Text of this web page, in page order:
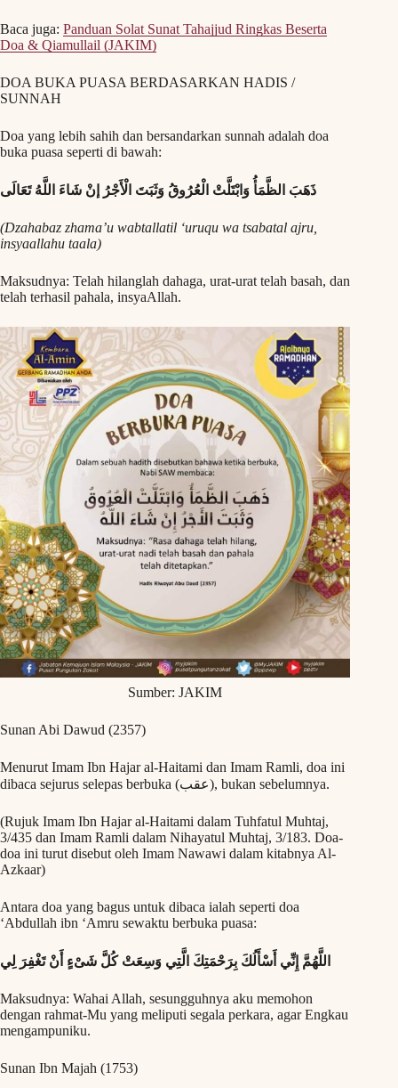
Baca juga: Panduan Solat Sunat Tahajjud Ringkas Beserta
Doa & Qiamullail (JAKIM)
DOA BUKA PUASA BERDASARKAN HADIS /
SUNNAH
Doa yang lebih sahih dan bersandarkan sunnah adalah doa
buka puasa seperti di bawah:
ذَهَبَ الظَّمَأُ وَابْتَلَّتْ الْعُرُوقُ وَثَبَتَ الْأَجْرُ إنْ شَاءَ اللَّهُ تَعَالَى
(Dzahabaz zhama’u wabtallatil ‘uruqu wa tsabatal ajru,
insyaallahu taala)
Maksudnya: Telah hilanglah dahaga, urat-urat telah basah, dan
telah terhasil pahala, insyaAllah.
Sumber: JAKIM
Sunan Abi Dawud (2357)
Menurut Imam Ibn Hajar al-Haitami dan Imam Ramli, doa ini
dibaca sejurus selepas berbuka (عقب), bukan sebelumnya.
(Rujuk Imam Ibn Hajar al-Haitami dalam Tuhfatul Muhtaj,
3/435 dan Imam Ramli dalam Nihayatul Muhtaj, 3/183. Doa-
doa ini turut disebut oleh Imam Nawawi dalam kitabnya Al-
Azkaar)
Antara doa yang bagus untuk dibaca ialah seperti doa
‘Abdullah ibn ‘Amru sewaktu berbuka puasa:
اللَّهُمَّ إِنِّي أَسْأَلُكَ بِرَحْمَتِكَ الَّتِي وَسِعَتْ كُلَّ شَىْءٍ أَنْ تَغْفِرَ لِي
Maksudnya: Wahai Allah, sesungguhnya aku memohon
dengan rahmat-Mu yang meliputi segala perkara, agar Engkau
mengampuniku.
Sunan Ibn Majah (1753)